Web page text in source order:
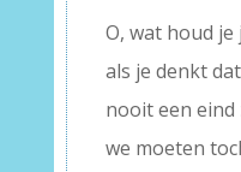
O, wat houd
als je denkt
nooit een eind
we moeten